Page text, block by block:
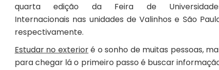
quarta edição da Feira de
Internacionais nas unidades de Valinhos e São
respectivamente.
Estudar no exterioré o sonho de muitas pessoas,
para chegar lá o primeiro passo é buscar